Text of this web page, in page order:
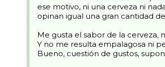
ese motivo, ni una cerveza ni
opinan igual una gran cantidad
Me gusta el sabor de la cerveza,
Y no me resulta empalagosa ni
Bueno, cuestión de gustos,